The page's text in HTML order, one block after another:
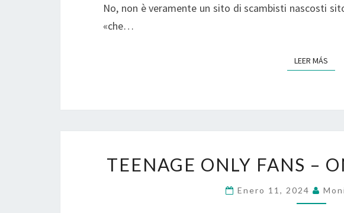
No, non è veramente un sito di scambisti nascosti
«che…
LEER MÁS
ONLY
FANS
–
TEENAGE ONLY FANS –
Enero 11, 2024